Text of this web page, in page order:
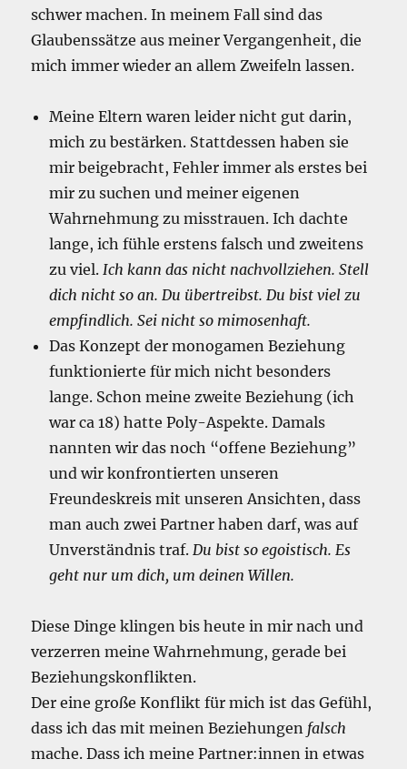
schwer machen. In meinem Fall sind das
Glaubenssätze aus meiner Vergangenheit, die
mich immer wieder an allem Zweifeln lassen.
Meine Eltern waren leider nicht gut darin,
mich zu bestärken. Stattdessen haben sie
mir beigebracht, Fehler immer als erstes bei
mir zu suchen und meiner eigenen
Wahrnehmung zu misstrauen. Ich dachte
lange, ich fühle erstens falsch und zweitens
zu viel.Ich kann das nicht nachvollziehen. Stell
dich nicht so an. Du übertreibst. Du bist viel zu
empfindlich. Sei nicht so mimosenhaft.
Das Konzept der monogamen Beziehung
funktionierte für mich nicht besonders
lange. Schon meine zweite Beziehung (ich
war ca 18) hatte Poly-Aspekte. Damals
nannten wir das noch “offene Beziehung”
und wir konfrontierten unseren
Freundeskreis mit unseren Ansichten, dass
man auch zwei Partner haben darf, was auf
Unverständnis traf.Du bist so egoistisch. Es
geht nur um dich, um deinen Willen.
Diese Dinge klingen bis heute in mir nach und
verzerren meine Wahrnehmung, gerade bei
Beziehungskonflikten.
Der eine große Konflikt für mich ist das Gefühl,
dass ich das mit meinen Beziehungen falsch
mache. Dass ich meine Partner:innen in etwas